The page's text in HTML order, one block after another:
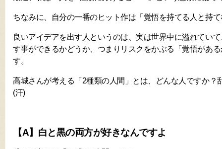
ちなみに、自分の一番のヒット作は「覚悟を持てる人と持
良いアイデアを出す人というのは、実は世界中に溢れてい
す事ができるかどうか、つまりリスクをかぶる「覚悟があ
す。
高城さんが考える「2種類の人間」とは、どんな人ですか
(汗)
【A】白と黒の両方が好きなんですよ